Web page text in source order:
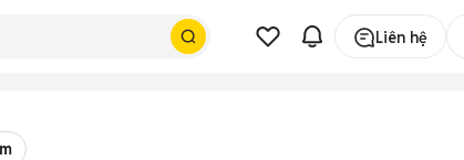
Liên hệ